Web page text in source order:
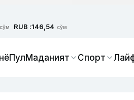
сўм RUB :146,54 сўм
ПулМаданият Спорт